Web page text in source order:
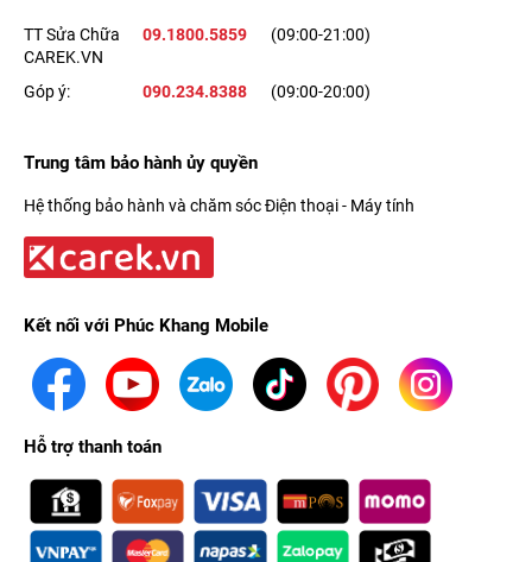
TT Sửa Chữa
CAREK.VN
09.1800.5859 (09:00-21:00)
Góp ý: 090.234.8388 (09:00-20:00)
Trung tâm bảo hành ủy quyền
Hệ thống bảo hành và chăm sóc Điện thoại - Máy tính
Kết nối với Phúc Khang Mobile
Hỗ trợ thanh toán